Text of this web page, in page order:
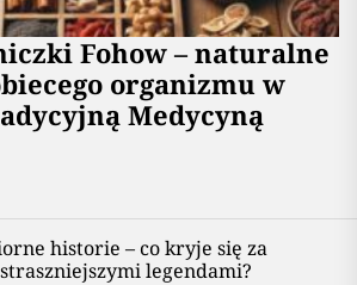
Fohow – naturalne
organizmu w
Medycyną
historie – co kryje się za
legendami?